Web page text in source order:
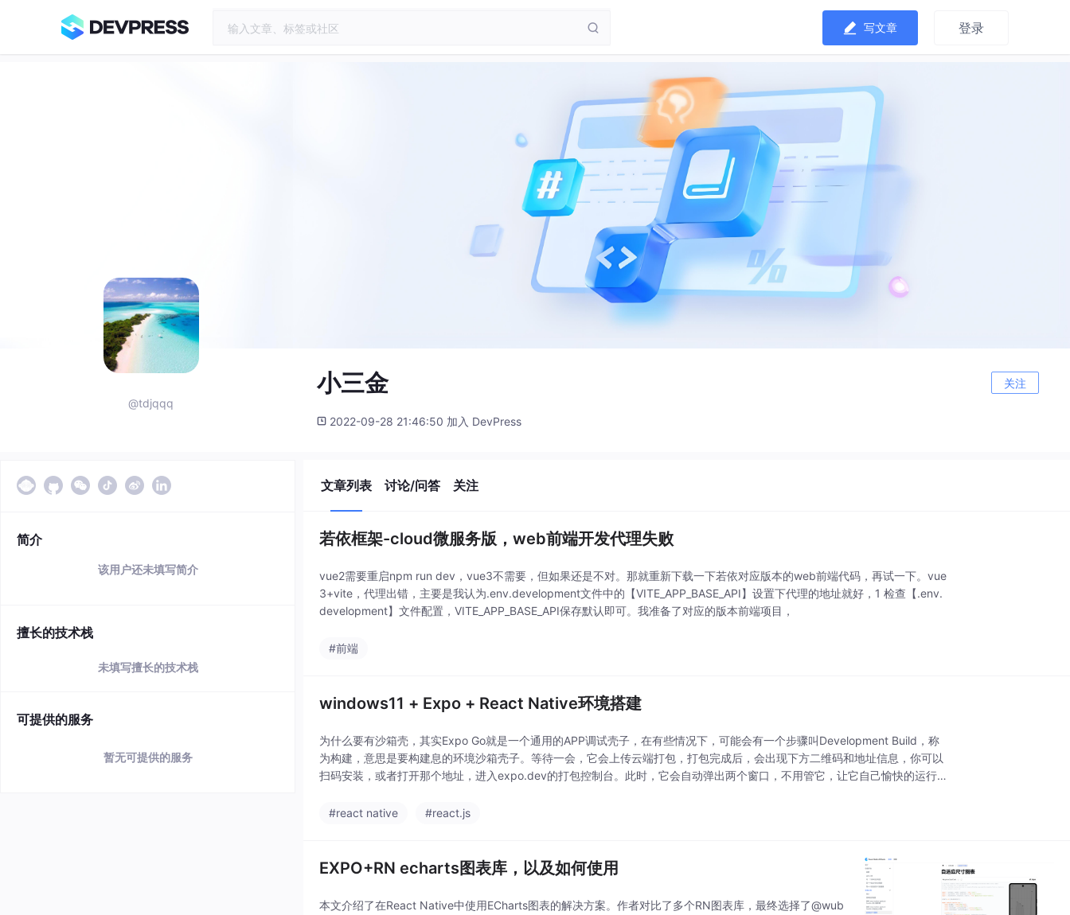
写文章 登录
@tdjqqq
小三金 关注
2022-09-28 21:46:50 加入 DevPress
简介
该用户还未填写简介
擅长的技术栈
未填写擅长的技术栈
可提供的服务
暂无可提供的服务
文章列表 讨论/问答 关注
若依框架-cloud微服务版，web前端开发代理失败
vue2需要重启npm run dev，vue3不需要，但如果还是不对。那就重新下载一下若依对应版本的web前端代码，再试一下。vue
3+vite，代理出错，主要是我认为.env.development文件中的【VITE_APP_BASE_API】设置下代理的地址就好，1 检查【.env.
development】文件配置，VITE_APP_BASE_API保存默认即可。我准备了对应的版本前端项目，
#前端
windows11 + Expo + React Native环境搭建
为什么要有沙箱壳，其实Expo Go就是一个通用的APP调试壳子，在有些情况下，可能会有一个步骤叫Development Build，称
为构建，意思是要构建息的环境沙箱壳子。等待一会，它会上传云端打包，打包完成后，会出现下方二维码和地址信息，你可以
扫码安装，或者打开那个地址，进入expo.dev的打包控制台。此时，它会自动弹出两个窗口，不用管它，让它自己愉快的运行即
#react native
#react.js
EXPO+RN echarts图表库，以及如何使用
本文介绍了在React Native中使用ECharts图表的解决方案。作者对比了多个RN图表库，最终选择了@wub